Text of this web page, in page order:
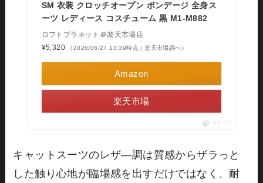
SM 衣装 クロッチオープン ボンデージ 全身ス
ーツ レディース コスチューム 黒 M1-M882
ロフトプラネット＠楽天市場店
¥5,320
（2026/06/27 13:39時点 | 楽天市場調べ）
Amazon
楽天市場
ポチップ
キャットスーツのレザ―調は質感からザラっと
した触り心地が臨場感を出すだけではなく、耐